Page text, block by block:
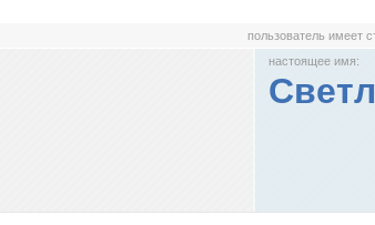
пользователь имеет
настоящее имя: